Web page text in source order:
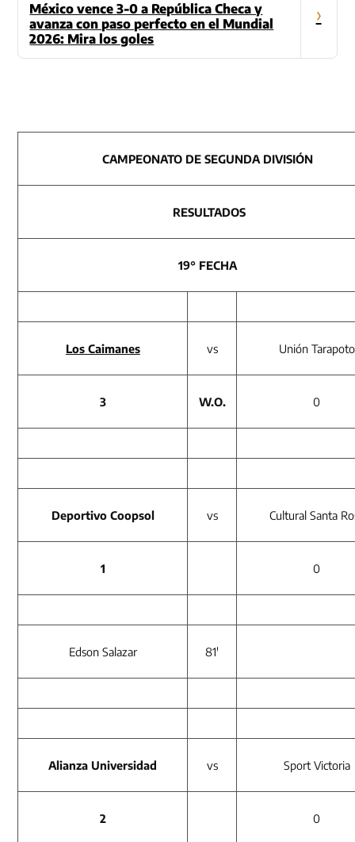
México vence 3-0 a República Checa y
avanza con paso perfecto en el Mundial
2026: Mira los goles
›
CAMPEONATO DE SEGUNDA DIVISIÓN
RESULTADOS
19° FECHA
Los Caimanes vs Unión Tarapoto
3 W.O. 0
Deportivo Coopsol vs Cultural Santa
1 0
Edson Salazar 81′
Alianza Universidad vs Sport Victoria
2 0